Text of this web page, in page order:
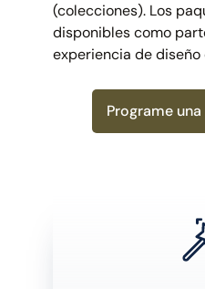
(colecciones). Los
disponibles como
experiencia de diseño
Programe